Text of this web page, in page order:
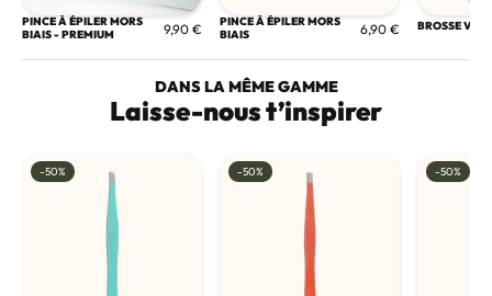
PINCE À ÉPILER MORS
BIAIS - PREMIUM
9,90 €
PINCE À ÉPILER MORS
BIAIS
6,90 € BROSSE
DANS LA MÊME GAMME
Laisse-nous t’inspirer
-50% -50% -50%